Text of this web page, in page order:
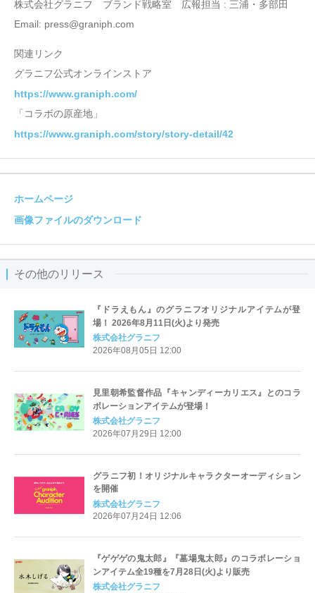
株式会社グラニフ ブランド戦略室 広報担当 : 三浦・多部田
Email: press@graniph.com
関連リンク
グラニフ公式オンラインストア
https://www.graniph.com/
「コラボの原産地」
https://www.graniph.com/story/story-detail/42
ホームページ
画像ファイルのダウンロード
その他のリリース
『ドラえもん』のグラニフオリジナルアイテムが登
場！ 2026年8月11日(火)より発売
株式会社グラニフ
2026年08月05日 12:00
見里朝希監督作品『キャンディーカリエス』とのコラ
ボレーションアイテムが登場！
株式会社グラニフ
2026年07月29日 12:00
グラニフ初！オリジナルキャラクターオーディション
を開催
株式会社グラニフ
2026年07月24日 12:06
『ゲゲゲの鬼太郎』『墓場鬼太郎』のコラボレーショ
ンアイテム全19種を7月28日(火)より販売
株式会社グラニフ